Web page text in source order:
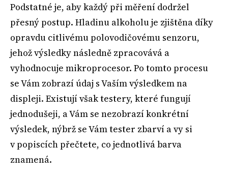
Podstatné je, aby každý při měření dodržel
přesný postup. Hladinu alkoholu je zjištěna díky
opravdu citlivému polovodičovému senzoru,
jehož výsledky následně zpracovává a
vyhodnocuje mikroprocesor. Po tomto procesu
se Vám zobrazí údaj s Vaším výsledkem na
displeji. Existují však testery, které fungují
jednodušeji, a Vám se nezobrazí konkrétní
výsledek, nýbrž se Vám tester zbarví a vy si
v popiscích přečtete, co jednotlivá barva
znamená.